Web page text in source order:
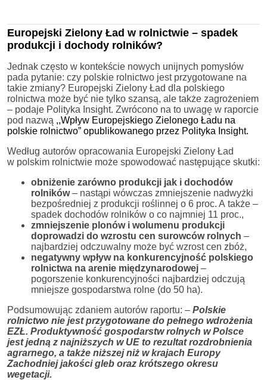
Europejski Zielony Ład w rolnictwie – spadek
produkcji i dochody rolników?
Jednak często w kontekście nowych unijnych pomysłów
pada pytanie: czy polskie rolnictwo jest przygotowane na
takie zmiany? Europejski Zielony Ład dla polskiego
rolnictwa może być nie tylko szansą, ale także zagrożeniem
– podaje Polityka Insight. Zwrócono na to uwagę w raporcie
pod nazwą ,,Wpływ Europejskiego Zielonego Ładu na
polskie rolnictwo” opublikowanego przez Polityka Insight.
Według autorów opracowania Europejski Zielony Ład
w polskim rolnictwie może spowodować następujące skutki:
obniżenie zarówno produkcji jak i dochodów
rolników– nastąpi wówczas zmniejszenie nadwyżki
bezpośredniej z produkcji roślinnej o 6 proc. A także –
spadek dochodów rolników o co najmniej 11 proc.,
zmniejszenie plonów i wolumenu produkcji
doprowadzi do wzrostu cen surowców rolnych –
najbardziej odczuwalny może być wzrost cen zbóż,
negatywny wpływ na konkurencyjność polskiego
rolnictwa na arenie międzynarodowej –
pogorszenie konkurencyjności najbardziej odczują
mniejsze gospodarstwa rolne (do 50 ha).
Podsumowując zdaniem autorów raportu: – Polskie
rolnictwo nie jest przygotowane do pełnego wdrożenia
EZŁ. Produktywność gospodarstw rolnych w Polsce
jest jedną z najniższych w UE to rezultat rozdrobnienia
agrarnego, a także niższej niż w krajach Europy
Zachodniej jakości gleb oraz krótszego okresu
wegetacji.